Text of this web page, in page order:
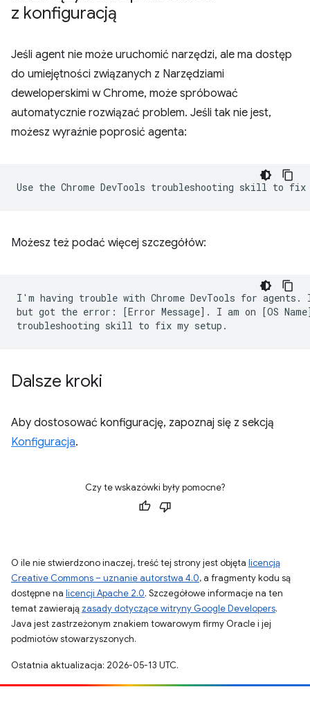
z konfiguracją
Jeśli agent nie może uruchomić narzędzi, ale ma dostęp
do umiejętności związanych z Narzędziami
deweloperskimi w Chrome, może spróbować
automatycznie rozwiązać problem. Jeśli tak nie jest,
możesz wyraźnie poprosić agenta:
Możesz też podać więcej szczegółów:
I'm having trouble with Chrome DevTools for
but got the error: [Error Message]. I am on [OS
Dalsze kroki
Aby dostosować konfigurację, zapoznaj się z sekcją
Konfiguracja.
Czy te wskazówki były pomocne?
O ile nie stwierdzono inaczej, treść tej strony jest objęta licencją
Creative Commons – uznanie autorstwa 4.0, a fragmenty kodu są
dostępne na licencji Apache 2.0. Szczegółowe informacje na ten
temat zawierają zasady dotyczące witryny Google Developers.
Java jest zastrzeżonym znakiem towarowym firmy Oracle i jej
podmiotów stowarzyszonych.
Ostatnia aktualizacja: 2026-05-13 UTC.